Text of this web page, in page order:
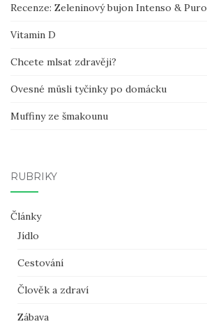
Recenze: Zeleninový bujon Intenso & Puro
Vitamin D
Chcete mlsat zdravěji?
Ovesné müsli tyčinky po domácku
Muffiny ze šmakounu
RUBRIKY
Články
Jídlo
Cestování
Člověk a zdraví
Zábava